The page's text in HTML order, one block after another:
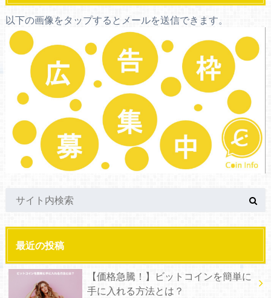
以下の画像をタップするとメールを送信できます。
最近の投稿
【価格急騰！】ビットコインを簡単に
手に入れる方法とは？